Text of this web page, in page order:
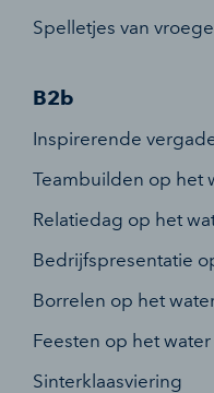
Spelletjes van
B2b
Inspirerende
Teambuilden op het
Relatiedag op het
Bedrijfspresentatie
Borrelen op het
Feesten op het water
Sinterklaasviering